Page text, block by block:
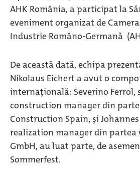
AHK România, a participat la
eveniment organizat de
Industrie Româno-Germană
De această dată, echipa
Nikolaus Eichert a avut o
internațională: Severino Ferrol,
construction manager din
Construction Spain, și
realization manager din partea
GmbH, au luat parte, de
Sommerfest.